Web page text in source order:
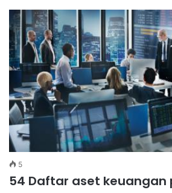
5
54 Daftar aset keuangan